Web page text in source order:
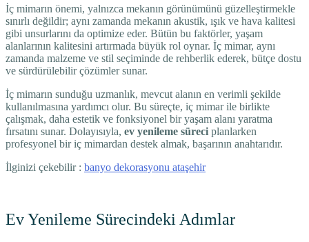
İç mimarın önemi, yalnızca mekanın görünümünü güzelleştirmekle
sınırlı değildir; aynı zamanda mekanın akustik, ışık ve hava kalitesi
gibi unsurlarını da optimize eder. Bütün bu faktörler, yaşam
alanlarının kalitesini artırmada büyük rol oynar. İç mimar, aynı
zamanda malzeme ve stil seçiminde de rehberlik ederek, bütçe dostu
ve sürdürülebilir çözümler sunar.
İç mimarın sunduğu uzmanlık, mevcut alanın en verimli şekilde
kullanılmasına yardımcı olur. Bu süreçte, iç mimar ile birlikte
çalışmak, daha estetik ve fonksiyonel bir yaşam alanı yaratma
fırsatını sunar. Dolayısıyla, ev yenileme süreci planlarken
profesyonel bir iç mimardan destek almak, başarının anahtarıdır.
İlginizi çekebilir : banyo dekorasyonu ataşehir
Ev Yenileme Sürecindeki Adımlar